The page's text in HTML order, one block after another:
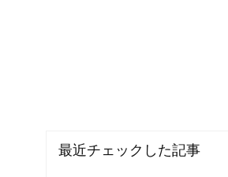
最近チェックした記事